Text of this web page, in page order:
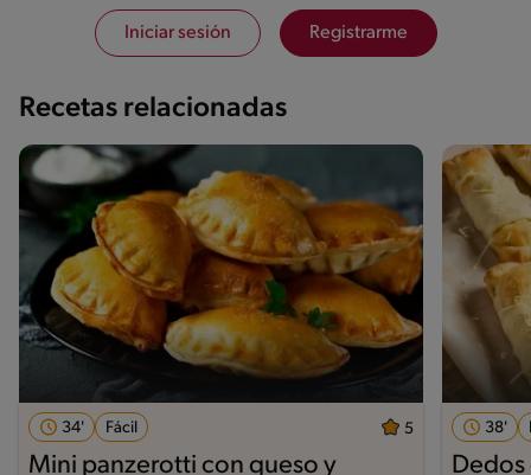
Iniciar sesión Registrarme
Recetas relacionadas
34' Fácil 5
Mini panzerotti con queso y
38'
Dedos